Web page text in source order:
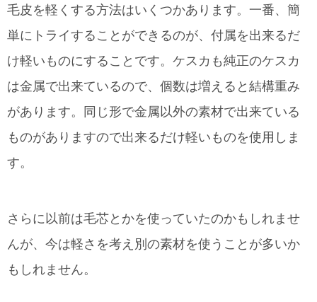
毛皮を軽くする方法はいくつかあります。一番、簡
単にトライすることができるのが、付属を出来るだ
け軽いものにすることです。ケスカも純正のケスカ
は金属で出来ているので、個数は増えると結構重み
があります。同じ形で金属以外の素材で出来ている
ものがありますので出来るだけ軽いものを使用しま
す。
さらに以前は毛芯とかを使っていたのかもしれませ
んが、今は軽さを考え別の素材を使うことが多いか
もしれません。